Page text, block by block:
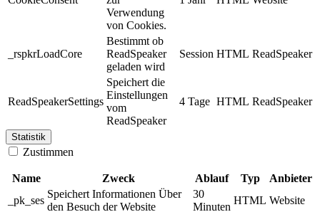
Verwendung
von Cookies.
_rspkrLoadCore
Bestimmt ob
ReadSpeaker
geladen wird
Session HTML ReadSpeaker
ReadSpeakerSettings
Speichert die
Einstellungen
vom
ReadSpeaker
4 Tage HTML ReadSpeaker
Statistik
Zustimmen
Name Zweck Ablauf Typ
Anbieter
_pk_ses
Speichert Informationen Über
den Besuch der Website
30
Minuten
HTML Website